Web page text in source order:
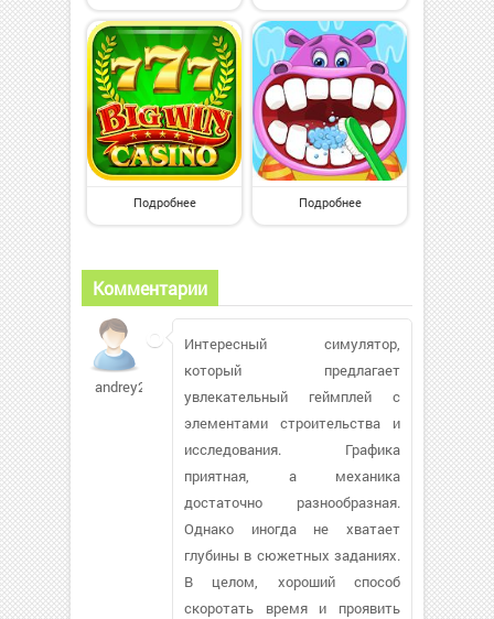
Подробнее Подробнее
Комментарии
andrey2s272
Интересный симулятор,
который предлагает
увлекательный геймплей с
элементами строительства и
исследования. Графика
приятная, а механика
достаточно разнообразная.
Однако иногда не хватает
глубины в сюжетных заданиях.
В целом, хороший способ
скоротать время и проявить